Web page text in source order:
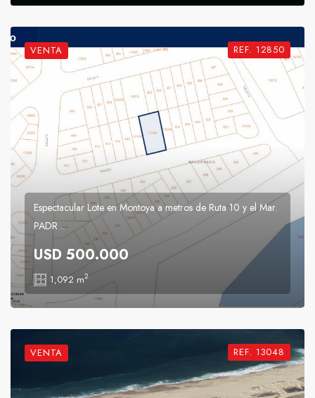
VENTA REF. 12850
Espectacular Lote en Montoya a metros de Ruta 10 y el Mar.
PADR ...
USD 500.000
1,092 m2
VENTA REF. 13048